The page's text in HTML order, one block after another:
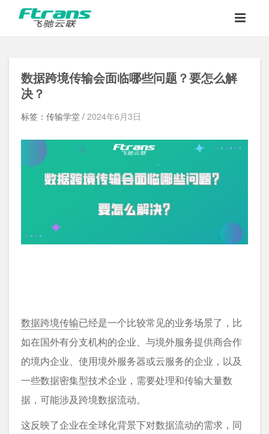
数据跨境传输会面临哪些问题？要怎么解
决？
标签：传输学堂 / 2024年6月3日
数据跨境传输已经是一个比较常见的业务场景了，比
如在国外有分支机构的企业、与境外服务提供商合作
的境内企业、使用境外服务器或云服务的企业，以及
一些数据密集型技术企业，需要处理和传输大量数
据，可能涉及跨境数据流动。
这反映了企业在全球化背景下对数据流动的需求，同